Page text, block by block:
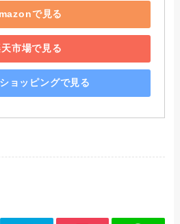
で見る
市場で見る
ョッピングで見る